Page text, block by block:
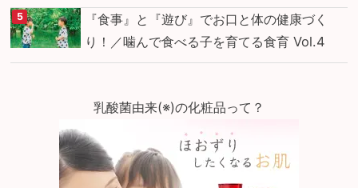
『食事』と『遊び』でお口と体の健康づく
り！／噛んで食べる子を育てる食育 Vol.4
乳酸菌由来(※)の化粧品って？